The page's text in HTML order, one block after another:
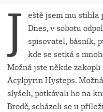
J
eště jsem mu stihla
Dnes, v sobotu
spisovatel, básník,
kde se setká s
Možná jste někde
Acylpyrin Hysteps.
slyšeli, potkávali ho na
Brodě, scházeli se u